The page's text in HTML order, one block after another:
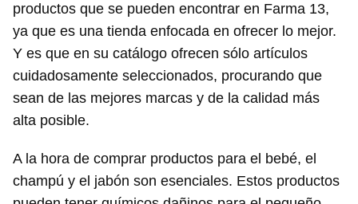
productos que se pueden encontrar en Farma 13,
ya que es una tienda enfocada en ofrecer lo mejor.
Y es que en su catálogo ofrecen sólo artículos
cuidadosamente seleccionados, procurando que
sean de las mejores marcas y de la calidad más
alta posible.
A la hora de comprar productos para el bebé, el
champú y el jabón son esenciales. Estos productos